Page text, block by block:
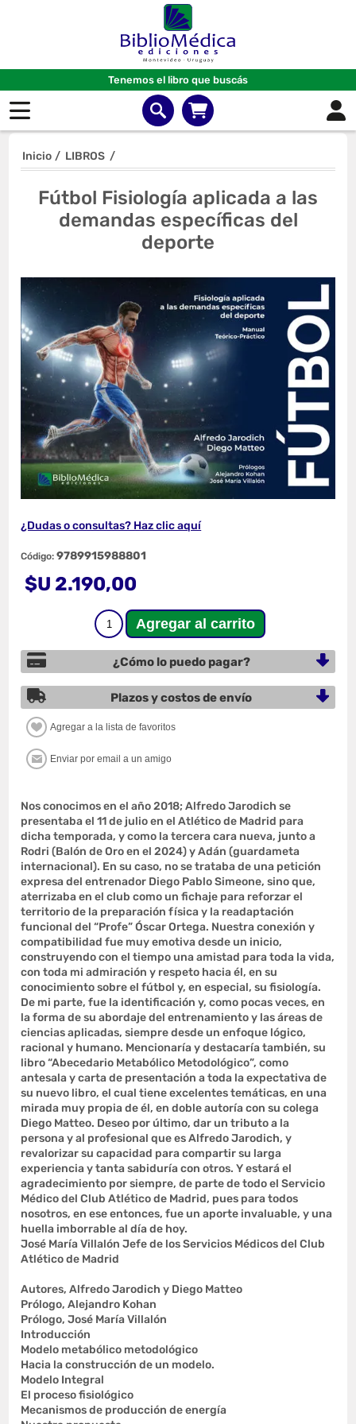
Tenemos el libro que buscás
Inicio / LIBROS /
Fútbol Fisiología aplicada a las
demandas específicas del
deporte
¿Dudas o consultas? Haz clic aquí
Código: 9789915988801
$U 2.190,00
¿Cómo lo puedo pagar?
Plazos y costos de envío
Nos conocimos en el año 2018; Alfredo Jarodich se
presentaba el 11 de julio en el Atlético de Madrid para
dicha temporada, y como la tercera cara nueva, junto a
Rodri (Balón de Oro en el 2024) y Adán (guardameta
internacional). En su caso, no se trataba de una petición
expresa del entrenador Diego Pablo Simeone, sino que,
aterrizaba en el club como un fichaje para reforzar el
territorio de la preparación física y la readaptación
funcional del “Profe” Óscar Ortega. Nuestra conexión y
compatibilidad fue muy emotiva desde un inicio,
construyendo con el tiempo una amistad para toda la vida,
con toda mi admiración y respeto hacia él, en su
conocimiento sobre el fútbol y, en especial, su fisiología.
De mi parte, fue la identificación y, como pocas veces, en
la forma de su abordaje del entrenamiento y las áreas de
ciencias aplicadas, siempre desde un enfoque lógico,
racional y humano. Mencionaría y destacaría también, su
libro “Abecedario Metabólico Metodológico”, como
antesala y carta de presentación a toda la expectativa de
su nuevo libro, el cual tiene excelentes temáticas, en una
mirada muy propia de él, en doble autoría con su colega
Diego Matteo. Deseo por último, dar un tributo a la
persona y al profesional que es Alfredo Jarodich, y
revalorizar su capacidad para compartir su larga
experiencia y tanta sabiduría con otros. Y estará el
agradecimiento por siempre, de parte de todo el Servicio
Médico del Club Atlético de Madrid, pues para todos
nosotros, en ese entonces, fue un aporte invaluable, y una
huella imborrable al día de hoy.
José María Villalón Jefe de los Servicios Médicos del Club
Atlético de Madrid
Autores, Alfredo Jarodich y Diego Matteo
Prólogo, Alejandro Kohan
Prólogo, José María Villalón
Introducción
Modelo metabólico metodológico
Hacia la construcción de un modelo.
Modelo Integral
El proceso fisiológico
Mecanismos de producción de energía